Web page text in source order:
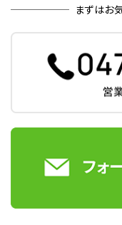
まずはお